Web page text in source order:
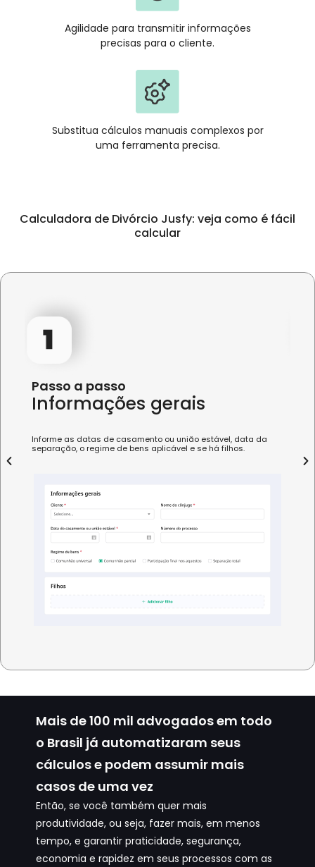
Agilidade para transmitir informações
precisas para o cliente.
Substitua cálculos manuais complexos por
uma ferramenta precisa.
Calculadora de Divórcio Jusfy: veja como é fácil
calcular
Passo a passo
Informações gerais
Informe as datas de casamento ou união estável, data da
separação, o regime de bens aplicável e se há filhos.
se
Mais de100 mil advogadosem todo
o Brasil já automatizaram seus
cálculos e podem assumir mais
casos de uma vez
Então, se você também quer mais
produtividade, ou seja, fazer mais, em menos
tempo, e garantir praticidade, segurança,
economia e rapidez em seus processos com as